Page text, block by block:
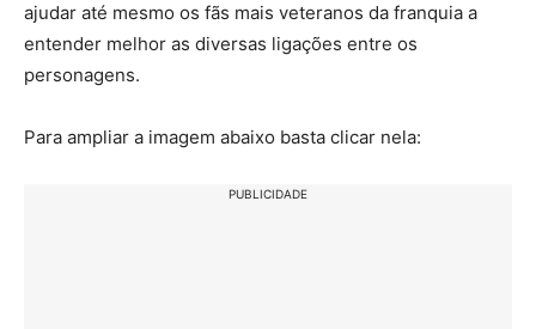
ajudar até mesmo os fãs mais veteranos da franquia a
entender melhor as diversas ligações entre os
personagens.
Para ampliar a imagem abaixo basta clicar nela:
PUBLICIDADE